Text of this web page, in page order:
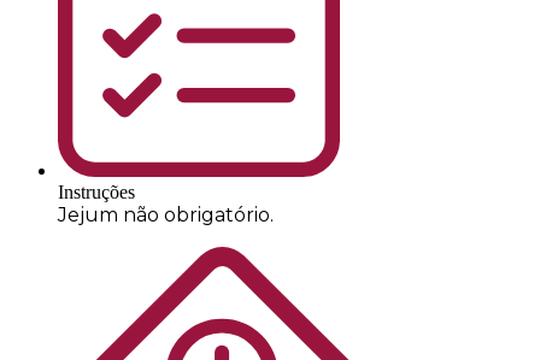
Instruções
Jejum não obrigatório.